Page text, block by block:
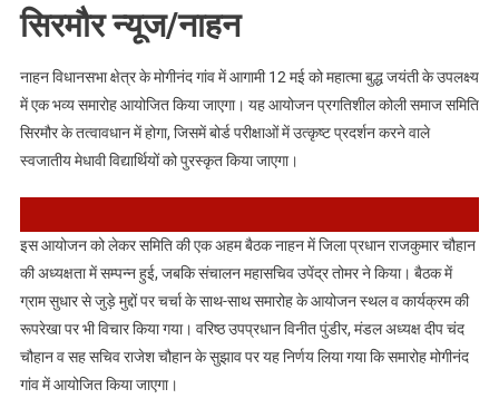
सिरमौर न्यूज/नाहन
नाहन विधानसभा क्षेत्र के मोगीनंद गांव में आगामी 12 मई को महात्मा बुद्ध जयंती के उपलक्ष्य
में एक भव्य समारोह आयोजित किया जाएगा। यह आयोजन प्रगतिशील कोली समाज समिति
सिरमौर के तत्वावधान में होगा, जिसमें बोर्ड परीक्षाओं में उत्कृष्ट प्रदर्शन करने वाले
स्वजातीय मेधावी विद्यार्थियों को पुरस्कृत किया जाएगा।
इस आयोजन को लेकर समिति की एक अहम बैठक नाहन में जिला प्रधान राजकुमार चौहान
की अध्यक्षता में सम्पन्न हुई, जबकि संचालन महासचिव उपेंद्र तोमर ने किया। बैठक में
ग्राम सुधार से जुड़े मुद्दों पर चर्चा के साथ-साथ समारोह के आयोजन स्थल व कार्यक्रम की
रूपरेखा पर भी विचार किया गया। वरिष्ठ उपप्रधान विनीत पुंडीर, मंडल अध्यक्ष दीप चंद
चौहान व सह सचिव राजेश चौहान के सुझाव पर यह निर्णय लिया गया कि समारोह मोगीनंद
गांव में आयोजित किया जाएगा।